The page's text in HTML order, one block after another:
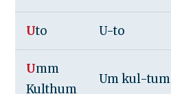
Uto U-to
Umm
Kulthum
Um kul-tum